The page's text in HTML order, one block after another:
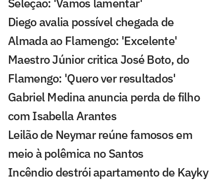
Diego avalia possível chegada de
Almada ao Flamengo: 'Excelente'
Maestro Júnior critica José Boto, do
Flamengo: 'Quero ver resultados'
Gabriel Medina anuncia perda de filho
com Isabella Arantes
Leilão de Neymar reúne famosos em
meio à polêmica no Santos
Incêndio destrói apartamento de Kayky